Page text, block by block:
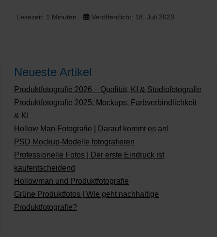
Lesezeit: 1 Minuten Veröffentlicht: 18. Juli 2023
Neueste Artikel
Produktfotografie 2026 – Qualität, KI & Studiofotografie
Produktfotografie 2025: Mockups, Farbverbindlichkeit
& KI
Hollow Man Fotografie | Darauf kommt es an!
PSD Mockup-Modelle fotografieren
Professionelle Fotos | Der erste Eindruck ist
kaufentscheidend
Hollowman und Produktfotografie
Grüne Produktfotos | Wie geht nachhaltige
Produktfotografie?